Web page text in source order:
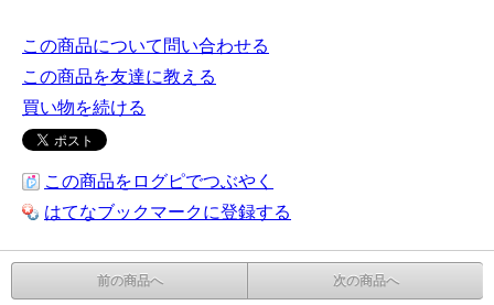
この商品について問い合わせる
この商品を友達に教える
買い物を続ける
この商品をログピでつぶやく
はてなブックマークに登録する
前の商品へ 次の商品へ